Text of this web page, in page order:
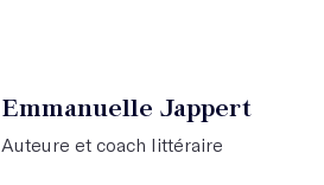
Emmanuelle Jappert
Auteure et coach littéraire